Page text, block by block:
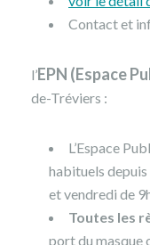
Contact et
l’EPN (Espace
de-Tréviers :
L’Espace
habituels depuis
et vendredi de
Toutes les
port du masque